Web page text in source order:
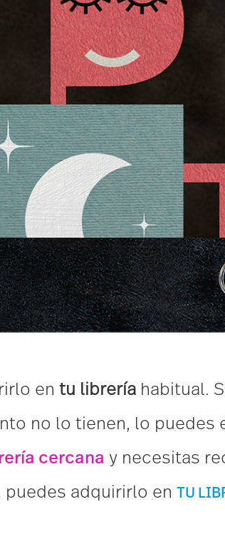
en tu librería habitual.
no lo tienen, lo puedes
cercana y necesitas
puedes adquirirlo en TU LI